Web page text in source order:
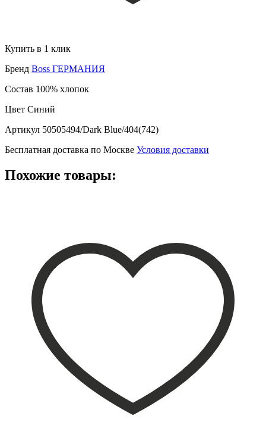
Купить в 1 клик
Бренд Boss ГЕРМАНИЯ
Состав 100% хлопок
Цвет Синий
Артикул 50505494/Dark Blue/404(742)
Бесплатная доставка по Москве Условия доставки
Похожие товары: